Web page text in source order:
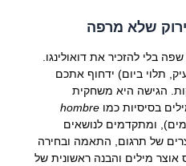
שלא מרפה
בלי להזכיר את דואולינגו.
תלוי ביום) ידחוף אתכם
הגישה היא משחקית
בסיסיות כמו hombre
ומתקדמים לנושאים
של תרגום, התאמה ובחירה
אוצר מילים והבנה ראשונית של